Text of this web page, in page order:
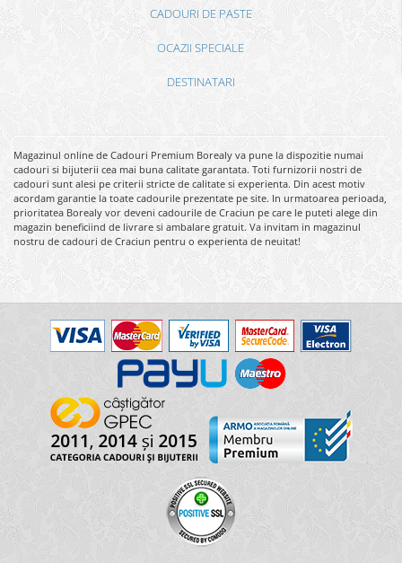
CADOURI DE PASTE
OCAZII SPECIALE
DESTINATARI
Magazinul online de Cadouri Premium Borealy va pune la dispozitie numai
cadouri si bijuterii cea mai buna calitate garantata. Toti furnizorii nostri de
cadouri sunt alesi pe criterii stricte de calitate si experienta. Din acest motiv
acordam garantie la toate cadourile prezentate pe site. In urmatoarea perioada,
prioritatea Borealy vor deveni cadourile de Craciun pe care le puteti alege din
magazin beneficiind de livrare si ambalare gratuit. Va invitam in magazinul
nostru de cadouri de Craciun pentru o experienta de neuitat!